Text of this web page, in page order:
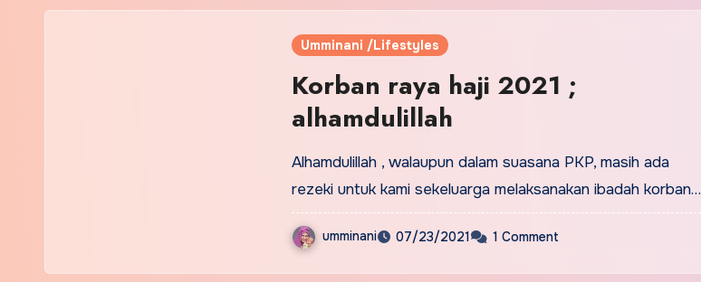
Umminani /Lifestyles
Korban raya haji 2021 ;
alhamdulillah
Alhamdulillah , walaupun dalam suasana PKP, masih ada
rezeki untuk kami sekeluarga melaksanakan ibadah korban…
umminani 07/23/2021 1 Comment